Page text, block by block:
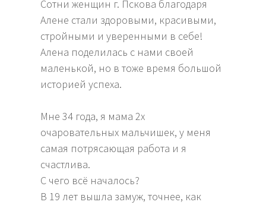
Сотни женщин г. Пскова благодаря
Алене стали здоровыми, красивыми,
стройными и уверенными в себе!
Алена поделилась с нами своей
маленькой, но в тоже время большой
историей успеха.
Мне 34 года, я мама 2х
очаровательных мальчишек, у меня
самая потрясающая работа и я
счастлива.
С чего всё началось?
В 19 лет вышла замуж, точнее, как